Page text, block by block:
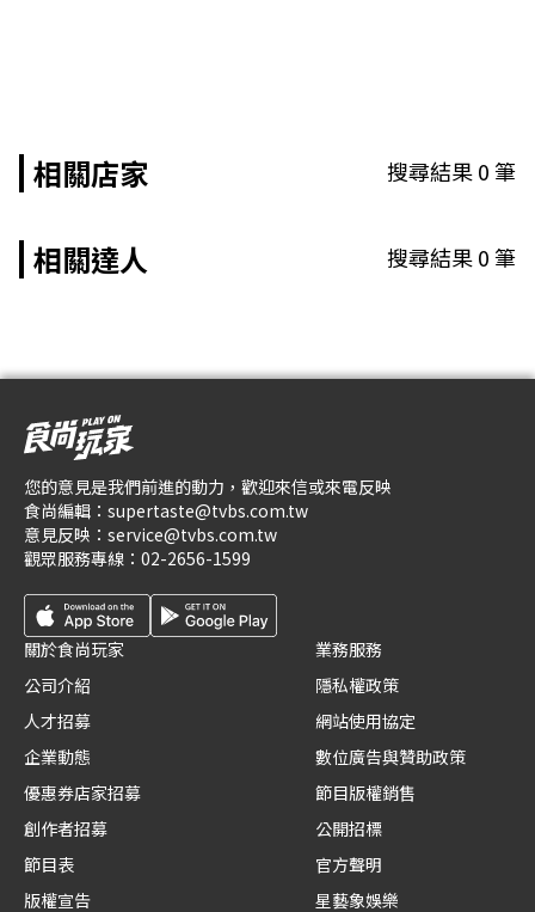
相關店家 搜尋結果0筆
相關達人 搜尋結果0筆
您的意見是我們前進的動力，歡迎來信或來電反映
食尚編輯： supertaste@tvbs.com.tw
意見反映： service@tvbs.com.tw
觀眾服務專線： 02-2656-1599
關於食尚玩家
公司介紹
人才招募
企業動態
優惠券店家招募
創作者招募
節目表
版權宣告
業務服務
隱私權政策
網站使用協定
數位廣告與贊助政策
節目版權銷售
公開招標
官方聲明
星藝象娛樂